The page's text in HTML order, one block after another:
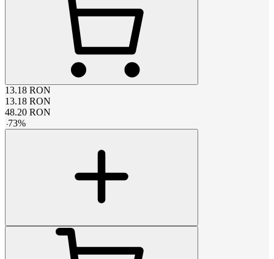
13.18 RON
13.18 RON
48.20 RON
-73%